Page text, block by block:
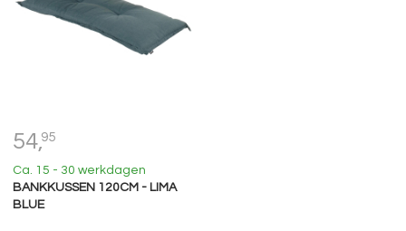
54,95
Ca. 15 - 30 werkdagen
BANKKUSSEN 120CM - LIMA
BLUE